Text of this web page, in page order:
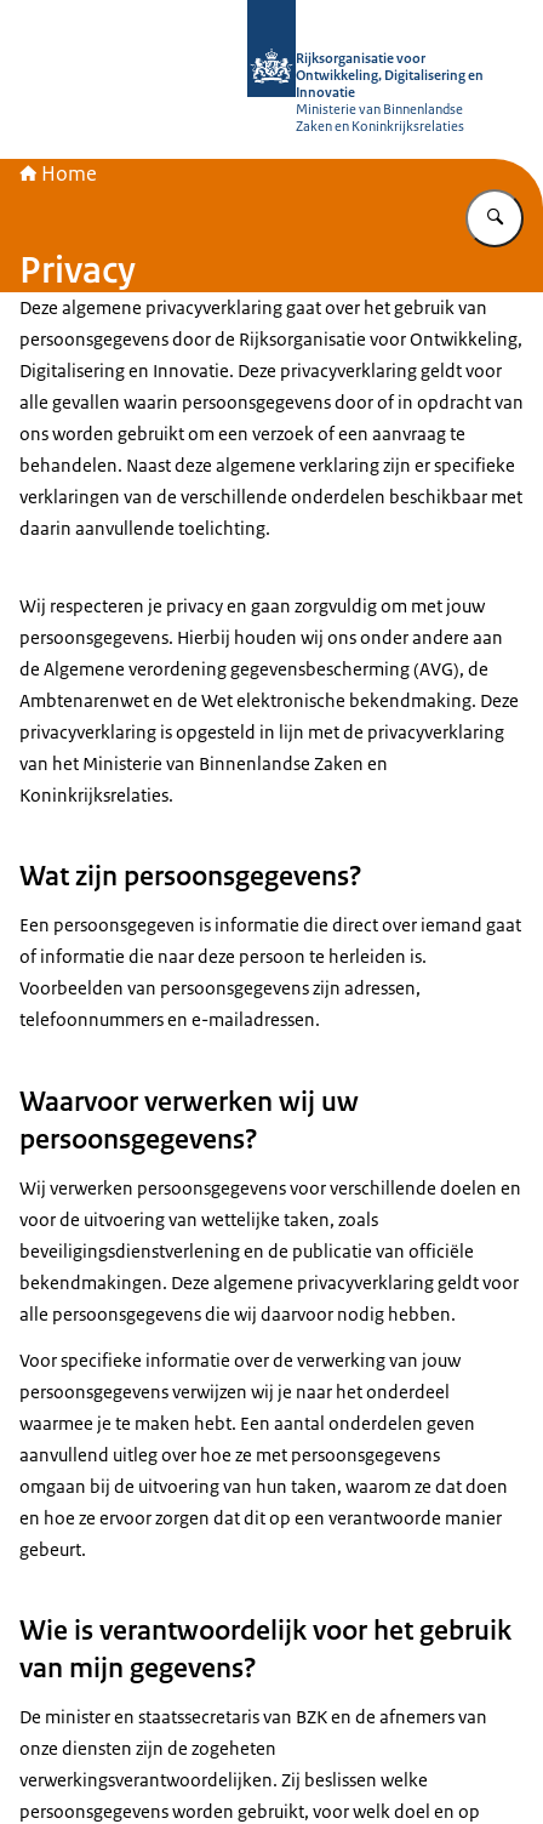
Rijksorganisatie voor
Ontwikkeling, Digitalisering en
Innovatie
Ministerie van Binnenlandse
Zaken en Koninkrijksrelaties
Home
Privacy
Deze algemene privacyverklaring gaat over het gebruik van
persoonsgegevens door de Rijksorganisatie voor Ontwikkeling,
Digitalisering en Innovatie. Deze privacyverklaring geldt voor
alle gevallen waarin persoonsgegevens door of in opdracht van
ons worden gebruikt om een verzoek of een aanvraag te
behandelen. Naast deze algemene verklaring zijn er specifieke
verklaringen van de verschillende onderdelen beschikbaar met
daarin aanvullende toelichting.
Wij respecteren je privacy en gaan zorgvuldig om met jouw
persoonsgegevens. Hierbij houden wij ons onder andere aan
de Algemene verordening gegevensbescherming (AVG), de
Ambtenarenwet en de Wet elektronische bekendmaking. Deze
privacyverklaring is opgesteld in lijn met de privacyverklaring
van het Ministerie van Binnenlandse Zaken en
Koninkrijksrelaties.
Wat zijn persoonsgegevens?
Een persoonsgegeven is informatie die direct over iemand gaat
of informatie die naar deze persoon te herleiden is.
Voorbeelden van persoonsgegevens zijn adressen,
telefoonnummers en e-mailadressen.
Waarvoor verwerken wij uw
persoonsgegevens?
Wij verwerken persoonsgegevens voor verschillende doelen en
voor de uitvoering van wettelijke taken, zoals
beveiligingsdienstverlening en de publicatie van officiële
bekendmakingen. Deze algemene privacyverklaring geldt voor
alle persoonsgegevens die wij daarvoor nodig hebben.
Voor specifieke informatie over de verwerking van jouw
persoonsgegevens verwijzen wij je naar het onderdeel
waarmee je te maken hebt. Een aantal onderdelen geven
aanvullend uitleg over hoe ze met persoonsgegevens
omgaan bij de uitvoering van hun taken, waarom ze dat doen
en hoe ze ervoor zorgen dat dit op een verantwoorde manier
gebeurt.
Wie is verantwoordelijk voor het gebruik
van mijn gegevens?
De minister en staatssecretaris van BZK en de afnemers van
onze diensten zijn de zogeheten
verwerkingsverantwoordelijken. Zij beslissen welke
persoonsgegevens worden gebruikt, voor welk doel en op